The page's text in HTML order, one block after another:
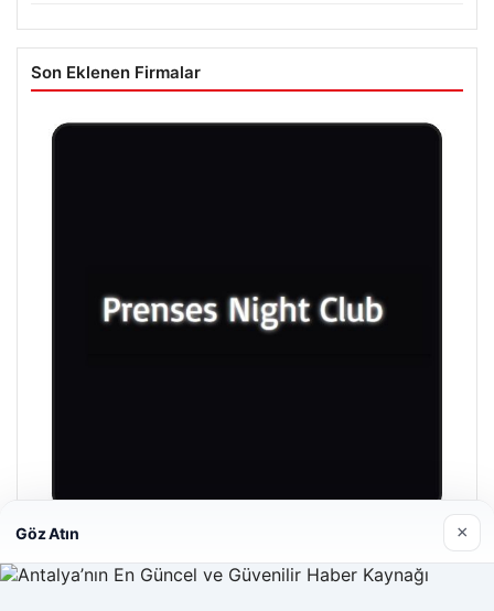
Son Eklenen Firmalar
Nisan 29, 2026
Göz Atın ×